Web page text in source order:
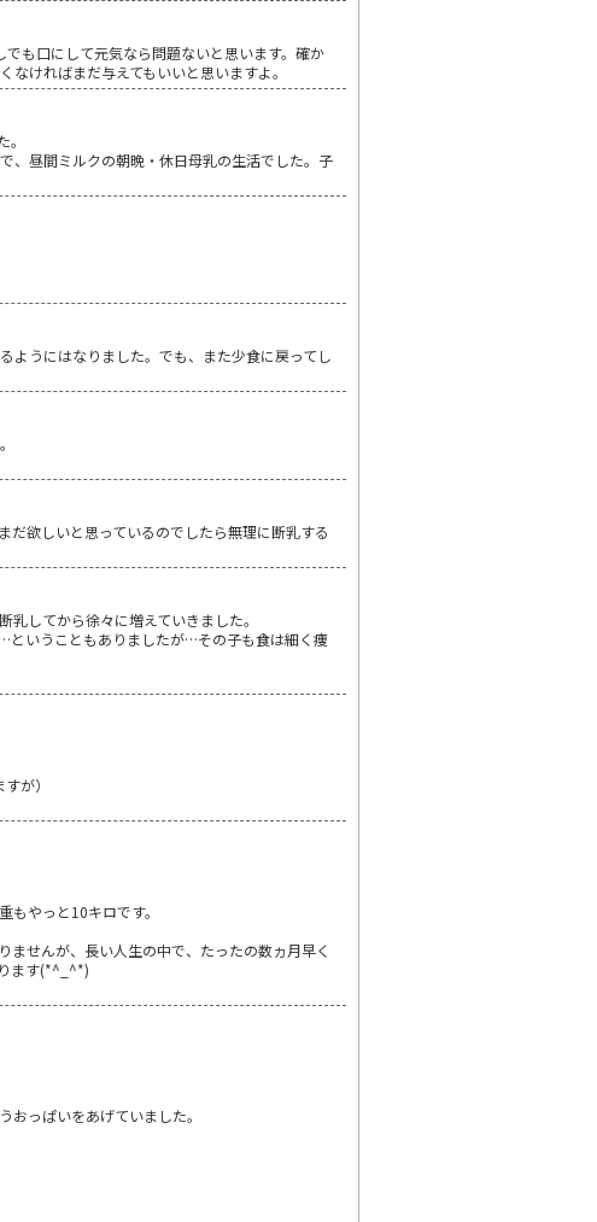
も口にして元気なら問題ないと思います。確か
ければまだ与えてもいいと思いますよ。
、昼間ミルクの朝晩・休日母乳の生活でした。子
ようにはなりました。でも、また少食に戻ってし
欲しいと思っているのでしたら無理に断乳する
してから徐々に増えていきました。
ということもありましたが…その子も食は細く痩
が）
やっと10キロです。
せんが、長い人生の中で、たったの数ヵ月早く
ます(*^_^*)
っぱいをあげていました。